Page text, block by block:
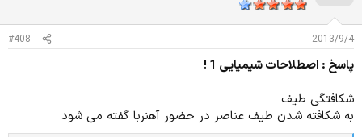
ت
:
2013/9/4
#408
پاسخ : اصطلاحات شیمیایی 1 !
شکافتگی طیف
به شکافته شدن طیف عناصر در حضور آهنربا گفته می شود